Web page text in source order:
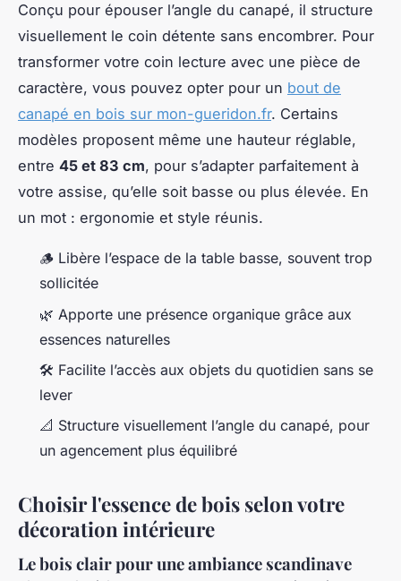
Conçu pour épouser l’angle du canapé, il structure
visuellement le coin détente sans encombrer. Pour
transformer votre coin lecture avec une pièce de
caractère, vous pouvez opter pour un bout de
canapé en bois sur mon-gueridon.fr. Certains
modèles proposent même une hauteur réglable,
entre 45 et 83 cm, pour s’adapter parfaitement à
votre assise, qu’elle soit basse ou plus élevée. En
un mot : ergonomie et style réunis.
🪵 Libère l’espace de la table basse, souvent trop
sollicitée
🌿 Apporte une présence organique grâce aux
essences naturelles
🛠️ Facilite l’accès aux objets du quotidien sans se
lever
📐 Structure visuellement l’angle du canapé, pour
un agencement plus équilibré
Choisir l'essence de bois selon votre
décoration intérieure
Le bois clair pour une ambiance scandinave